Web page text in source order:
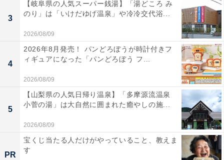
3
【岐阜県の人気スーパー銭湯】「湯どころ み
のり」は「いけだゆげ温泉」や冷冷交代浴...
2026/08/09
4
2026年8月発売！ パンどろぼうが時計付きフ
ィギュアになった「パンどろぼう フ...
2026/08/09
5
【山梨県の人気日帰り温泉】「多摩源流温泉
小菅の湯」は大自然に囲まれた癒やしの施...
2026/08/09
PR
宝くじ当たる人だけがやっていること、教えま
す